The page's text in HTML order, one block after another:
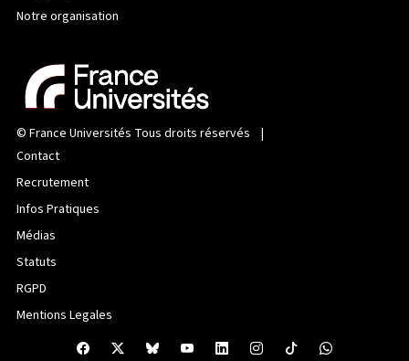
Notre organisation
© France Universités Tous droits réservés |
Contact
Recrutement
Infos Pratiques
Médias
Statuts
RGPD
Mentions Legales